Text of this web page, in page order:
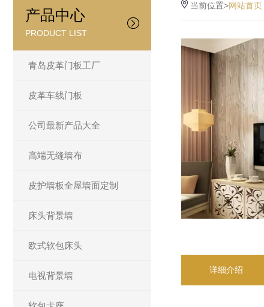
产品中心
PRODUCT LIST
青岛皮革门板工厂
皮革车线门板
公司最新产品大全
高端无缝墙布
皮护墙板全屋墙面定制
床头背景墙
欧式软包床头
电视背景墙
当前位置>网站首页
详细介绍